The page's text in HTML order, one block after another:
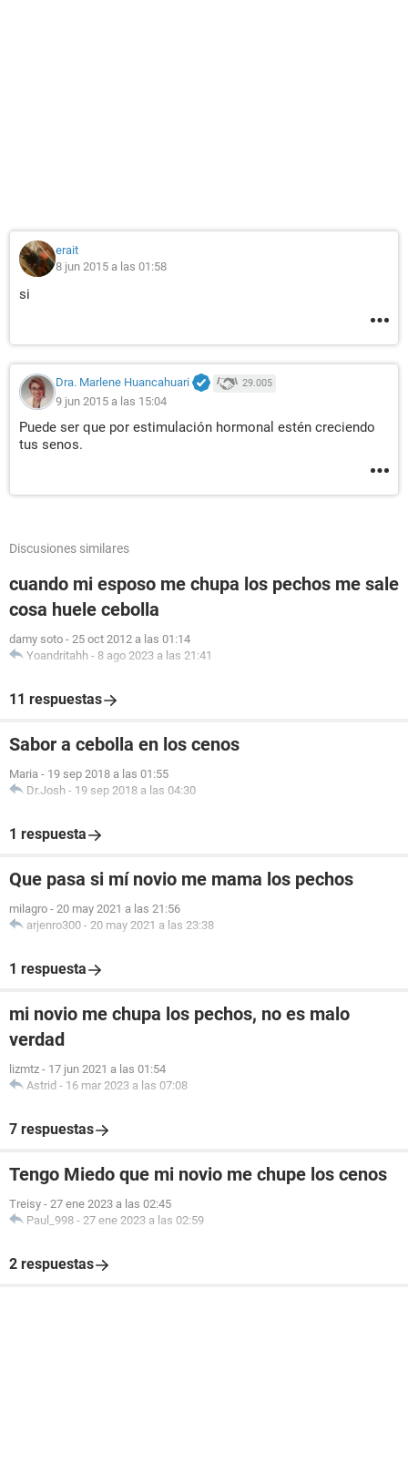
erait
8 jun 2015 a las 01:58
si
Dra. Marlene Huancahuari 29.005
9 jun 2015 a las 15:04
Puede ser que por estimulación hormonal estén creciendo
tus senos.
Discusiones similares
cuando mi esposo me chupa los pechos me sale
cosa huele cebolla
damy soto - 25 oct 2012 a las 01:14
Yoandritahh - 8 ago 2023 a las 21:41
11 respuestas
Sabor a cebolla en los cenos
Maria - 19 sep 2018 a las 01:55
Dr.Josh - 19 sep 2018 a las 04:30
1 respuesta
Que pasa si mí novio me mama los pechos
milagro - 20 may 2021 a las 21:56
arjenro300 - 20 may 2021 a las 23:38
1 respuesta
mi novio me chupa los pechos, no es malo
verdad
lizmtz - 17 jun 2021 a las 01:54
Astrid - 16 mar 2023 a las 07:08
7 respuestas
Tengo Miedo que mi novio me chupe los cenos
Treisy - 27 ene 2023 a las 02:45
Paul_998 - 27 ene 2023 a las 02:59
2 respuestas